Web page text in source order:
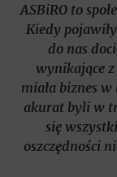
ASBiRO to
Kiedy
do nas
wynikające z
miała biznes
akurat byli w
się
oszczędności